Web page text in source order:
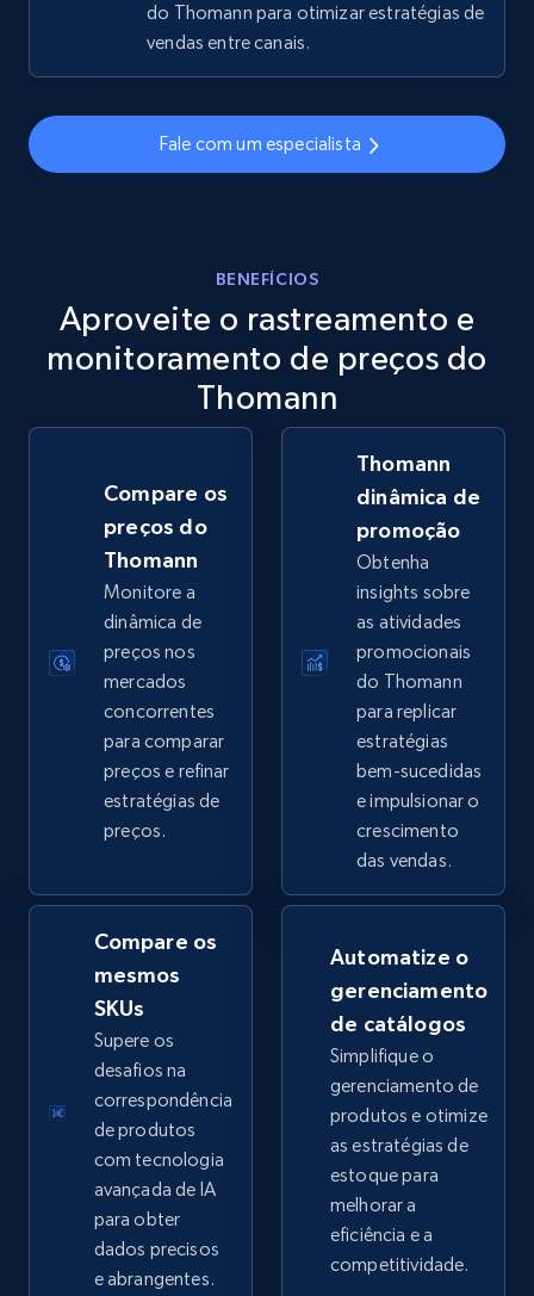
Amazon sellers info
URL, Product id, Title, Seller name, Seller rating,
Seller reviews, Breadcrumbs, Root category, and
more.
2.5K+ 359+ Comece agora
eBay - Gather data on products using
URL, Product id, Title, Seller name, Seller rating,
Seller reviews, Breadcrumbs, Root category, and
more.
Comece agora
eBay - Collect products from shops on eBay
URL, Product id, Title, Seller name, Seller rating,
Seller reviews, Breadcrumbs, Root category, and
more.
2.5K+ Comece agora
eBay - Collect records by category
URL, Product id, Title, Seller name, Seller rating,
Seller reviews, Breadcrumbs, Root category, and
2.5K+ 359+ Comece agora
do Thomann para otimizar estratégias de
vendas entre canais.
Fale com um especialista
BENEFÍCIOS
Aproveite o rastreamento e
monitoramento de preços do
Thomann
Compare os
preços do
Thomann
Monitore a
dinâmica de
preços nos
mercados
concorrentes
para comparar
preços e refinar
estratégias de
preços.
Thomann
dinâmica de
promoção
Obtenha
insights sobre
as atividades
promocionais
do Thomann
para replicar
estratégias
bem-sucedidas
e impulsionar o
crescimento
das vendas.
Compare os
mesmos
SKUs
Supere os
desafios na
correspondência
de produtos
com tecnologia
avançada de IA
para obter
dados precisos
e abrangentes.
Automatize o
gerenciamento
de catálogos
Simplifique o
gerenciamento de
produtos e otimize
as estratégias de
estoque para
melhorar a
eficiência e a
competitividade.